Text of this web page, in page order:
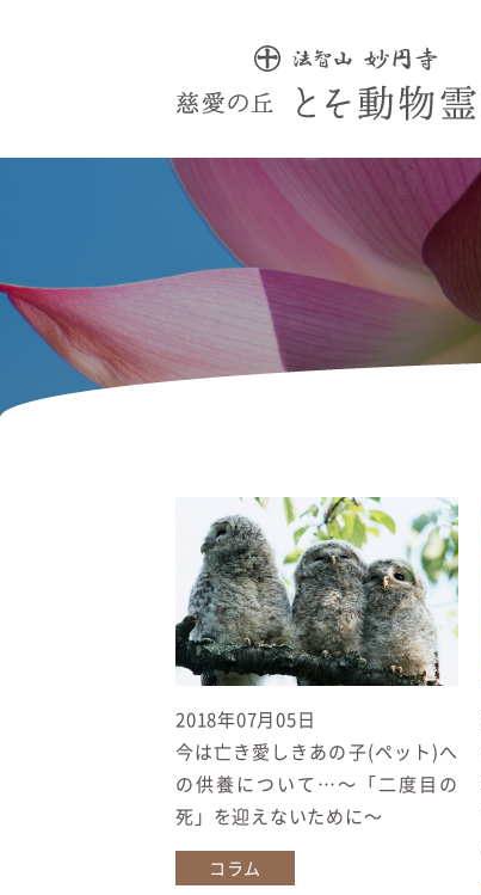
2018年07月05日
今は亡き愛しきあの子(ペット)へ
の供養について…〜「二度目の
死」を迎えないために〜
コラム